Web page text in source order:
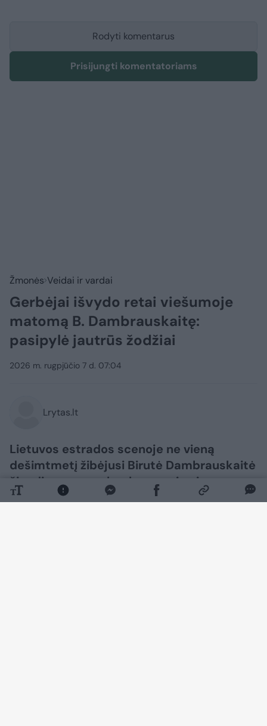
Rodyti komentarus
Prisijungti komentatoriams
Žmonės Veidai ir vardai
Gerbėjai išvydo retai viešumoje
matomą B. Dambrauskaitę:
pasipylė jautrūs žodžiai
2026 m. rugpjūčio 7 d. 07:04
Lrytas.lt
Lietuvos estrados scenoje ne vieną
dešimtmetį žibėjusi Birutė Dambrauskaitė
šiandien gyvena kur kas ramiau ir
viešumoje pasirodo itin retai. Vis dėlto